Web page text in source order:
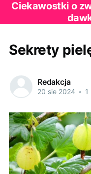
Ciekawostki o
Sekrety
Redakcja
20 sie 2024 • 1